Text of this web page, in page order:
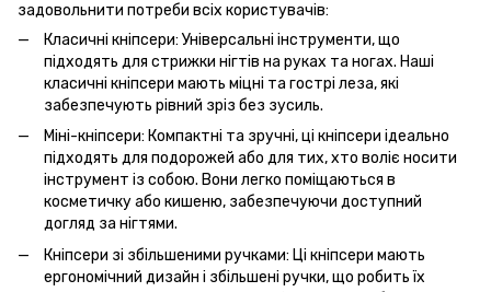
задовольнити потреби всіх користувачів:
Класичні кніпсери: Універсальні інструменти, що
підходять для стрижки нігтів на руках та ногах. Наші
класичні кніпсери мають міцні та гострі леза, які
забезпечують рівний зріз без зусиль.
Міні-кніпсери: Компактні та зручні, ці кніпсери ідеально
підходять для подорожей або для тих, хто воліє носити
інструмент із собою. Вони легко поміщаються в
косметичку або кишеню, забезпечуючи доступний
догляд за нігтями.
Кніпсери зі збільшеними ручками: Ці кніпсери мають
ергономічний дизайн і збільшені ручки, що робить їх